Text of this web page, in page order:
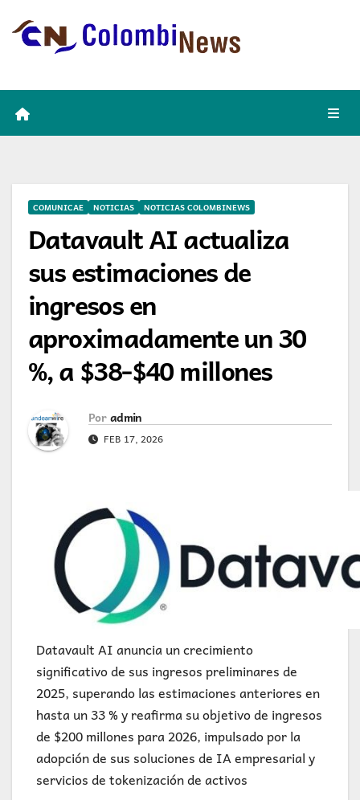
COMUNICAE NOTICIAS NOTICIAS COLOMBINEWS
Datavault AI actualiza
sus estimaciones de
ingresos en
aproximadamente un 30
%, a $38-$40 millones
Por admin
FEB 17, 2026
Datavault AI anuncia un crecimiento
significativo de sus ingresos preliminares de
2025, superando las estimaciones anteriores en
hasta un 33 % y reafirma su objetivo de ingresos
de $200 millones para 2026, impulsado por la
adopción de sus soluciones de IA empresarial y
servicios de tokenización de activos